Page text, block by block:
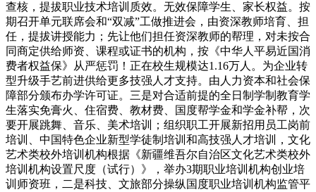
查核，提拔职业技术培训质效。无效保障学生、家长权益。按
期召开单元联席会和“双减”工做推进会，由资深教师培育、担
任，提拔讲授能力；先让他们担任资深教师的帮理，对未按合
同商定供给师资、课程或证书的机构，按《中华人平易近国消
费者权益保》从严惩罚！正在校生规模达1.16万人。为企业转
型升级手艺前进供给更多技强人才支持。由人力资本和社会保
障部分颁布办学许可证。三是对合适前提的全日制学制教育学
生落实免膏火、住宿费、教材费、国度帮学金和学金补帮，次
要开展跳舞、音乐、美术培训；组织职工开展新招用员工岗前
培训、中国特色企业新型学徒制培训和高技强人才培训，文化
艺术类校外培训机构根据《新疆维吾尔自治区文化艺术类校外
培训机构设置尺度（试行）》，举办3期职业培训机构创业培
训师资班，二是科技、文旅部分操纵国度职业培训机构监管平